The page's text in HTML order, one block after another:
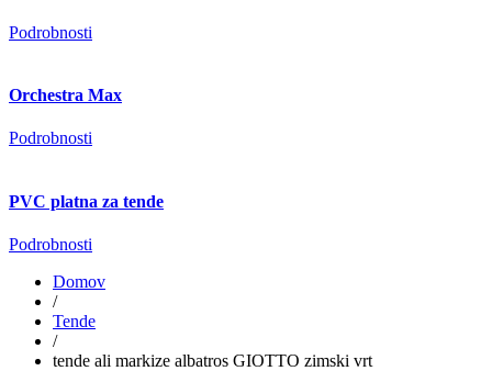
Podrobnosti
Orchestra Max
Podrobnosti
PVC platna za tende
Podrobnosti
Domov
/
Tende
/
tende ali markize albatros GIOTTO zimski vrt